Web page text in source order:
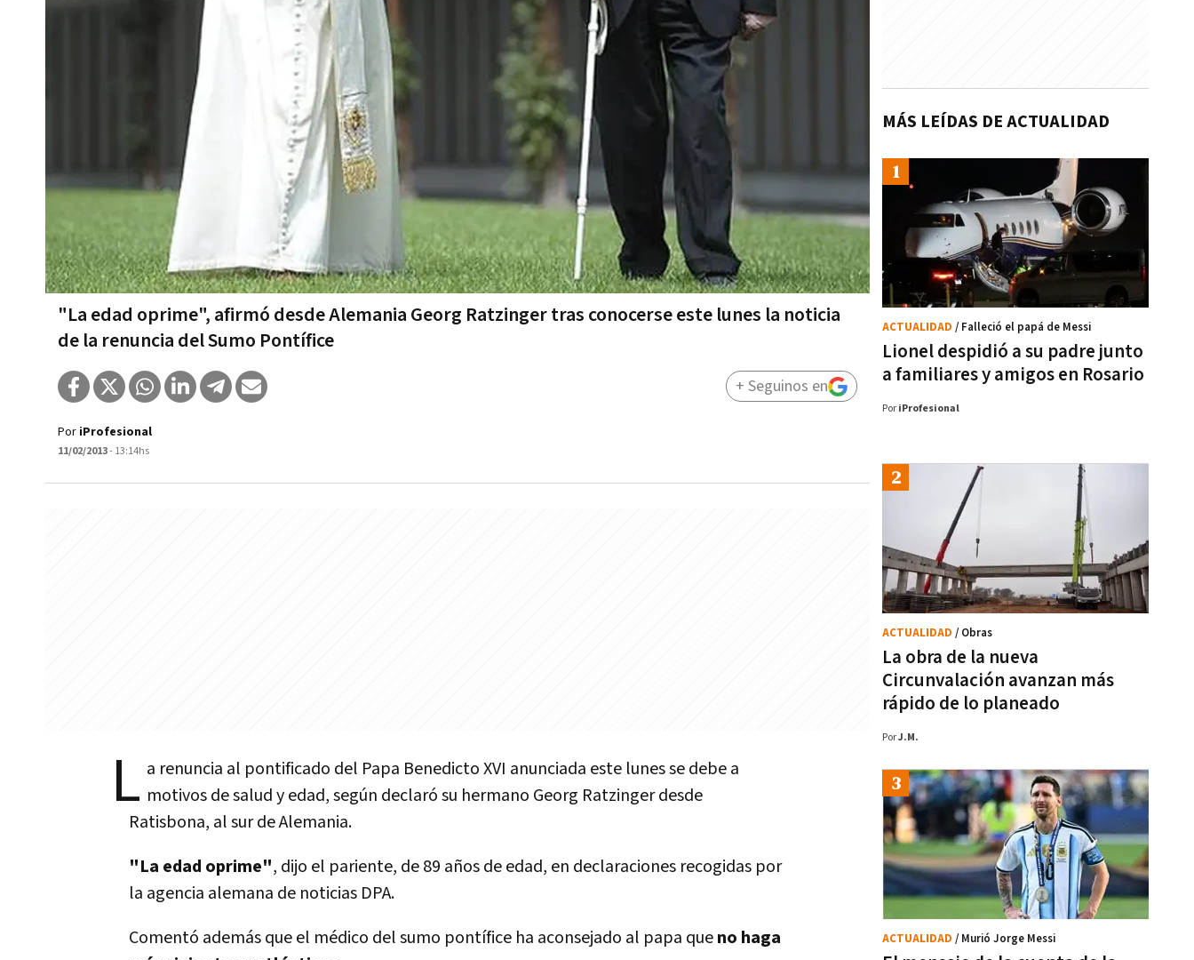
"La edad oprime", afirmó desde Alemania Georg Ratzinger tras conocerse este lunes la noticia
de la renuncia del Sumo Pontífice
Por iProfesional
11/02/2013- 13:14hs
+ Seguinos en
L a renuncia al pontificado del Papa Benedicto XVI anunciada este lunes se debe a
motivos de salud y edad, según declaró su hermano Georg Ratzinger desde
Ratisbona, al sur de Alemania.
"La edad oprime", dijo el pariente, de 89 años de edad, en declaraciones recogidas por
la agencia alemana de noticias DPA.
Comentó además que el médico del sumo pontífice ha aconsejado al papa queno haga
MÁS LEÍDAS DE ACTUALIDAD
Lionel despidió a su padre junto
a familiares y amigos en Rosario
ACTUALIDAD / Falleció el papá de Messi
Por iProfesional
La obra de la nueva
Circunvalación avanzan más
rápido de lo planeado
ACTUALIDAD / Obras
PorJ.M.
ACTUALIDAD / Murió Jorge Messi